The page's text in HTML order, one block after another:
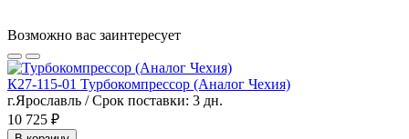
Возможно вас заинтересует
К27-115-01 Турбокомпрессор (Аналог Чехия)
г.Ярославль / Срок поставки: 3 дн.
10 725 ₽